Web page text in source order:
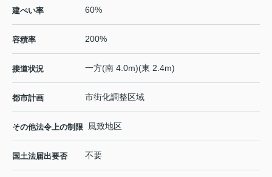
建ぺい率 60%
容積率 200%
接道状況 一方(南 4.0m)(東 2.4m)
都市計画 市街化調整区域
その他法令上の制限 風致地区
国土法届出要否 不要